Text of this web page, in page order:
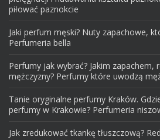
piłować paznokcie
Jaki perfum męski? Nuty zapachowe,
Perfumeria bella
Perfumy jak wybrać? Jakim zapachem,
mężczyzny? Perfumy które uwodzą
Tanie oryginalne perfumy Kraków.
perfumy w Krakowie? Perfumeria
Jak zredukować tkankę tłuszczową?